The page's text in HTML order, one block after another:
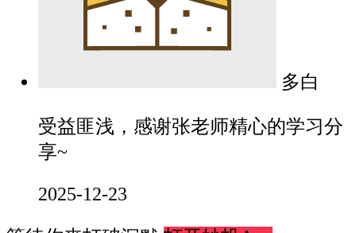
多白
受益匪浅，感谢张老师精心的学习分
享~
2025-12-23